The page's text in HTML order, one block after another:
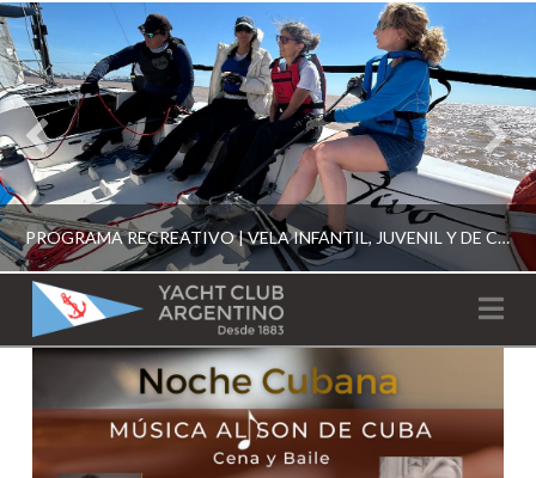
PROGRAMA RECREATIVO | VELA INFANTIL, JUVENIL Y DE CRUCERO 2026
YCA
ESCUELA RECREATIVA 2026
YACHT
CLUB
ARGENTINO